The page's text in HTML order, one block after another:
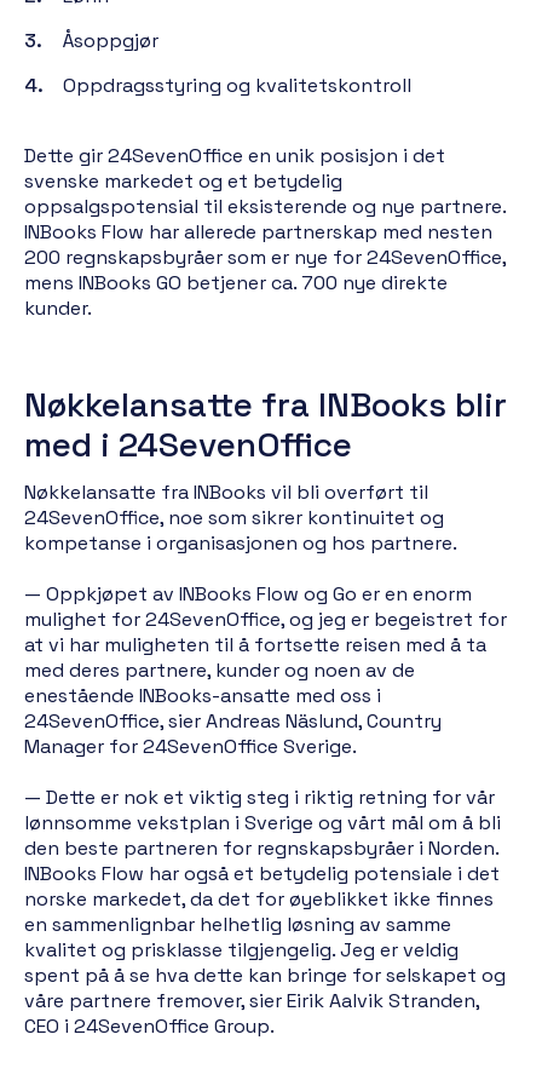
Åsoppgjør
Oppdragsstyring og kvalitetskontroll
Dette gir 24SevenOffice en unik posisjon i det
svenske markedet og et betydelig
oppsalgspotensial til eksisterende og nye partnere.
INBooks Flow har allerede partnerskap med nesten
200 regnskapsbyråer som er nye for 24SevenOffice,
mens INBooks GO betjener ca. 700 nye direkte
kunder.
Nøkkelansatte fra INBooks blir
med i 24SevenOffice
Nøkkelansatte fra INBooks vil bli overført til
24SevenOffice, noe som sikrer kontinuitet og
kompetanse i organisasjonen og hos partnere.
— Oppkjøpet av INBooks Flow og Go er en enorm
mulighet for 24SevenOffice, og jeg er begeistret for
at vi har muligheten til å fortsette reisen med å ta
med deres partnere, kunder og noen av de
enestående INBooks-ansatte med oss i
24SevenOffice, sier Andreas Näslund, Country
Manager for 24SevenOffice Sverige.
— Dette er nok et viktig steg i riktig retning for vår
lønnsomme vekstplan i Sverige og vårt mål om å bli
den beste partneren for regnskapsbyråer i Norden.
INBooks Flow har også et betydelig potensiale i det
norske markedet, da det for øyeblikket ikke finnes
en sammenlignbar helhetlig løsning av samme
kvalitet og prisklasse tilgjengelig. Jeg er veldig
spent på å se hva dette kan bringe for selskapet og
våre partnere fremover, sier Eirik Aalvik Stranden,
CEO i 24SevenOffice Group.